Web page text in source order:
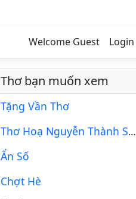
Welcome Guest Login
Thơ bạn muốn xem
Tặng Vần Thơ
Thơ Hoạ Nguyễn Thành Sáng & Tam Muội (1796)
Ẩn Số
Chợt Hè